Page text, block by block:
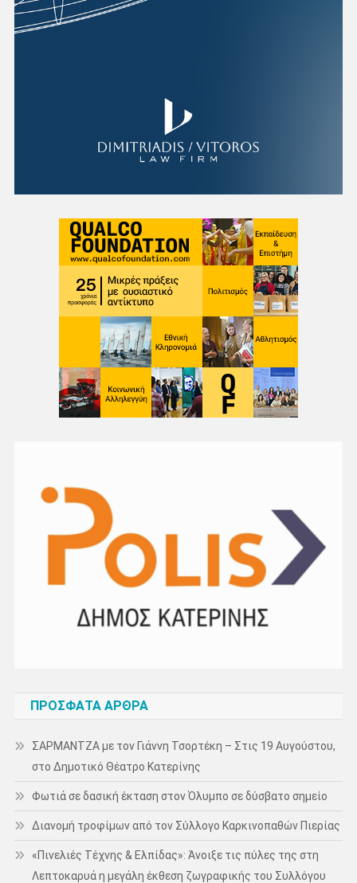
ΠΡΌΣΦΑΤΑ ΆΡΘΡΑ
ΣΑΡΜΑΝΤΖΑ με τον Γιάννη Τσορτέκη – Στις 19 Αυγούστου,
στο Δημοτικό Θέατρο Κατερίνης
Φωτιά σε δασική έκταση στον Όλυμπο σε δύσβατο σημείο
Διανομή τροφίμων από τον Σύλλογο Καρκινοπαθών Πιερίας
«Πινελιές Τέχνης & Ελπίδας»: Άνοιξε τις πύλες της στη
Λεπτοκαρυά η μεγάλη έκθεση ζωγραφικής του Συλλόγου